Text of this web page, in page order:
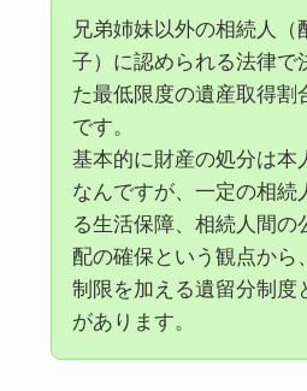
兄弟姉妹以外の相続人（
子）に認められる法律で
た最低限度の遺産取得割
です。
基本的に財産の処分は本
なんですが、一定の相続
る生活保障、相続人間の
配の確保という観点から
制限を加える遺留分制度
があります。